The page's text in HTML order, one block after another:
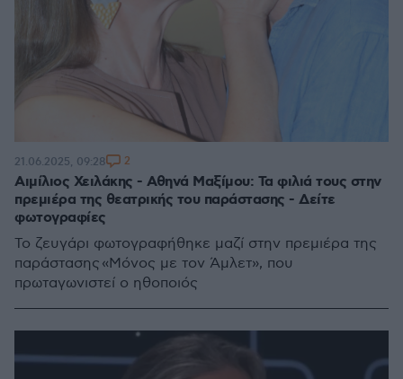
Αιμίλιος Χειλάκης - Αθηνά Μαξίμου: Τα φιλιά τους στην
πρεμιέρα της θεατρικής του παράστασης - Δείτε
φωτογραφίες
Το ζευγάρι φωτογραφήθηκε μαζί στην πρεμιέρα της
παράστασης «Μόνος με τον Άμλετ», που
πρωταγωνιστεί ο ηθοποιός
21.06.2025, 09:28 2